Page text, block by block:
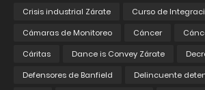
Crisis industrial Zárate
Curso de
Cámaras de Monitoreo
Cáncer
Cáritas
Dance is Convey Zárate
Defensores de Banfield
Delincuente